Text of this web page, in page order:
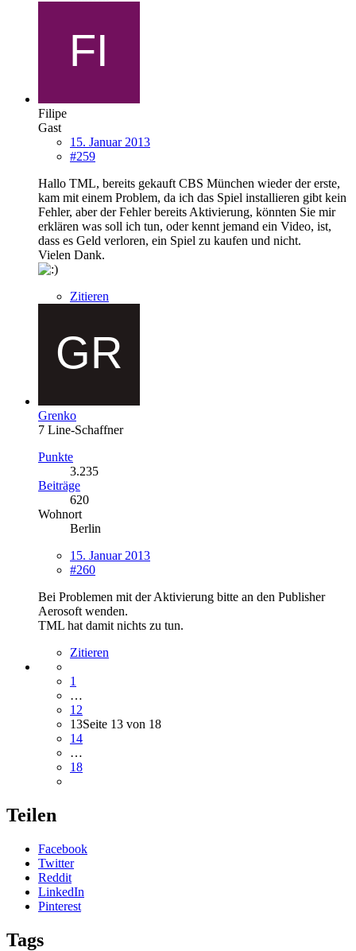
Filipe
Gast
15. Januar 2013
#259
Hallo TML, bereits gekauft CBS München wieder der erste,
kam mit einem Problem, da ich das Spiel installieren gibt kein
Fehler, aber der Fehler bereits Aktivierung, könnten Sie mir
erklären was soll ich tun, oder kennt jemand ein Video, ist,
dass es Geld verloren, ein Spiel zu kaufen und nicht.
Vielen Dank.
Zitieren
Grenko
7 Line-Schaffner
Punkte
3.235
Beiträge
620
Wohnort
Berlin
15. Januar 2013
#260
Bei Problemen mit der Aktivierung bitte an den Publisher
Aerosoft wenden.
TML hat damit nichts zu tun.
Zitieren
1
…
12
13Seite 13 von 18
14
…
18
Teilen
Facebook
Twitter
Reddit
LinkedIn
Pinterest
Tags